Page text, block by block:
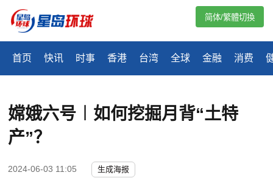
首页 快讯 时事 香港 台湾 全球 金融 消费
简体/繁體切換
嫦娥六号︱如何挖掘月背“土特
产”？
2024-06-03 11:05 生成海报